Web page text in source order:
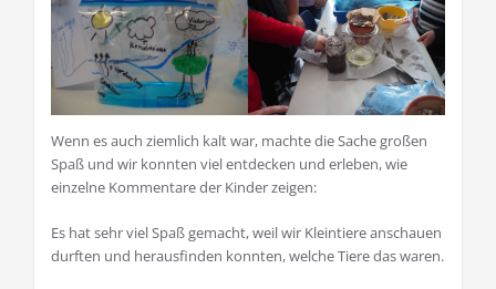
Wenn es auch ziemlich kalt war, machte die Sache großen
Spaß und wir konnten viel entdecken und erleben, wie
einzelne Kommentare der Kinder zeigen:
Es hat sehr viel Spaß gemacht, weil wir Kleintiere anschauen
durften und herausfinden konnten, welche Tiere das waren.